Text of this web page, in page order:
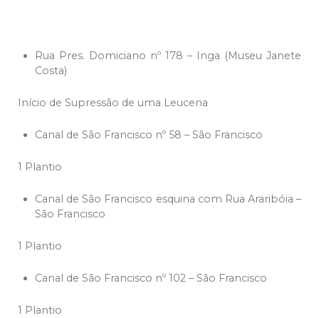
Rua Pres. Domiciano nº 178 – Inga (Museu Janete
Costa)
Início de Supressão de uma Leucena
Canal de São Francisco nº 58 – São Francisco
1 Plantio
Canal de São Francisco esquina com Rua Araribóia –
São Francisco
1 Plantio
Canal de São Francisco nº 102 – São Francisco
1 Plantio